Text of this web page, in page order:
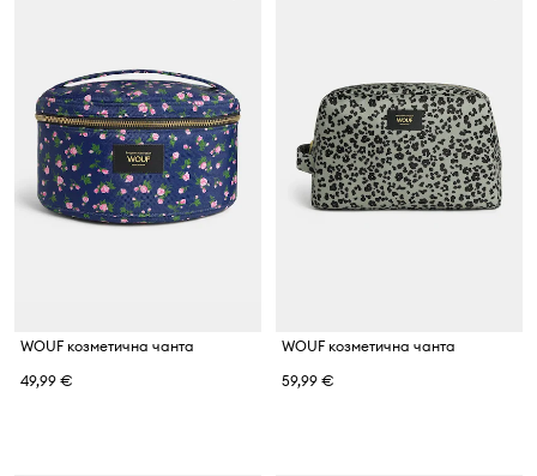
WOUF козметична чанта
49,99 €
WOUF козметична чанта
59,99 €